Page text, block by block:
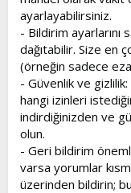
ayarlayabilirsiniz.
- Bildirim ayarlarını
dağıtabilir. Size en
(örneğin sadece
- Güvenlik ve
hangi izinleri
indirdiğinizden ve
olun.
- Geri bildirim
varsa yorumlar
üzerinden bildirin;